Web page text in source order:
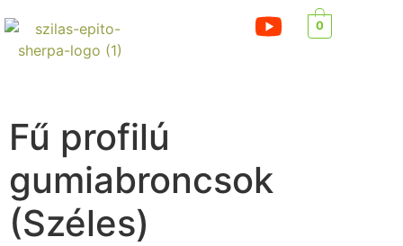
0
Fű profilú
gumiabroncsok
(Széles)